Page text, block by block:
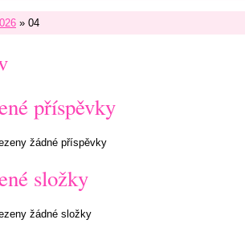
» 04
příspěvky
žádné příspěvky
složky
žádné složky